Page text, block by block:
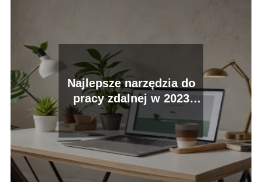
Najlepsze narzędzia do
pracy zdalnej w 2023
roku